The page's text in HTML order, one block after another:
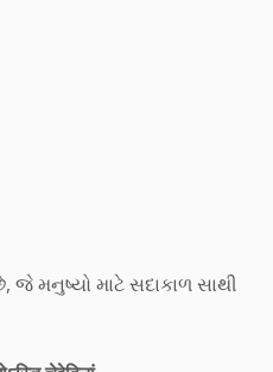
મનુષ્યો માટે સદાકાળ સાથી